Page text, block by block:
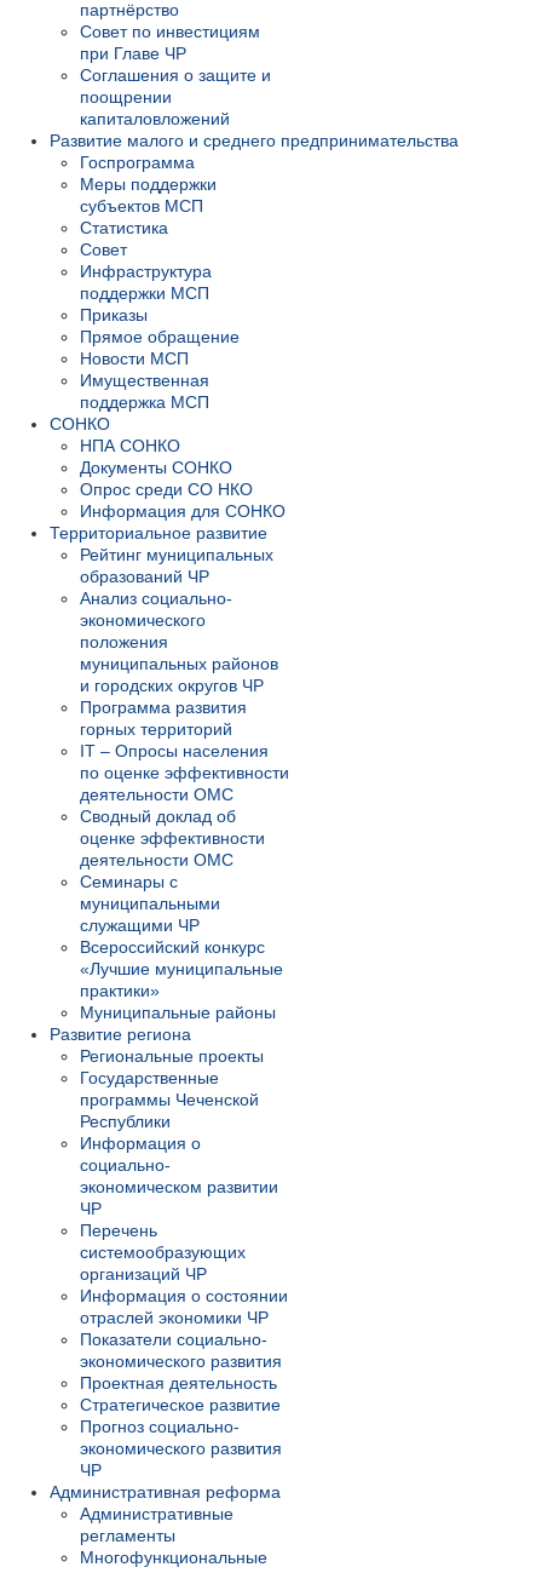
партнёрство
Совет по инвестициям
при Главе ЧР
Соглашения о защите и
поощрении
капиталовложений
Развитие малого и среднего предпринимательства
Госпрограмма
Меры поддержки
субъектов МСП
Статистика
Совет
Инфраструктура
поддержки МСП
Приказы
Прямое обращение
Новости МСП
Имущественная
поддержка МСП
СОНКО
НПА СОНКО
Документы СОНКО
Опрос среди СО НКО
Информация для СОНКО
Территориальное развитие
Рейтинг муниципальных
образований ЧР
Анализ социально-
экономического
положения
муниципальных районов
и городских округов ЧР
Программа развития
горных территорий
IT – Опросы населения
по оценке эффективности
деятельности ОМС
Сводный доклад об
оценке эффективности
деятельности ОМС
Семинары с
муниципальными
служащими ЧР
Всероссийский конкурс
«Лучшие муниципальные
практики»
Муниципальные районы
Развитие региона
Региональные проекты
Государственные
программы Чеченской
Республики
Информация о
социально-
экономическом развитии
ЧР
Перечень
системообразующих
организаций ЧР
Информация о состоянии
отраслей экономики ЧР
Показатели социально-
экономического развития
Проектная деятельность
Стратегическое развитие
Прогноз социально-
экономического развития
ЧР
Административная реформа
Административные
регламенты
Многофункциональные